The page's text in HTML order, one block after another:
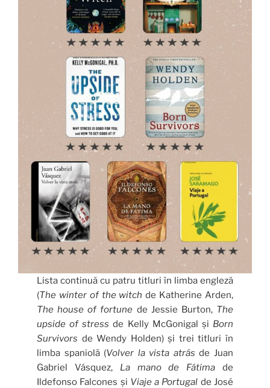
Lista continuă cu patru titluri în limba engleză
(The winter of the witchde Katherine Arden,
The house of fortune de Jessie Burton, The
upside of stress de Kelly McGonigal și Born
Survivors de Wendy Holden) și trei titluri în
limba spaniolă (Volver la vista atrás de Juan
Gabriel Vásquez, La mano de Fátima de
Ildefonso Falcones și Viaje a Portugal de José